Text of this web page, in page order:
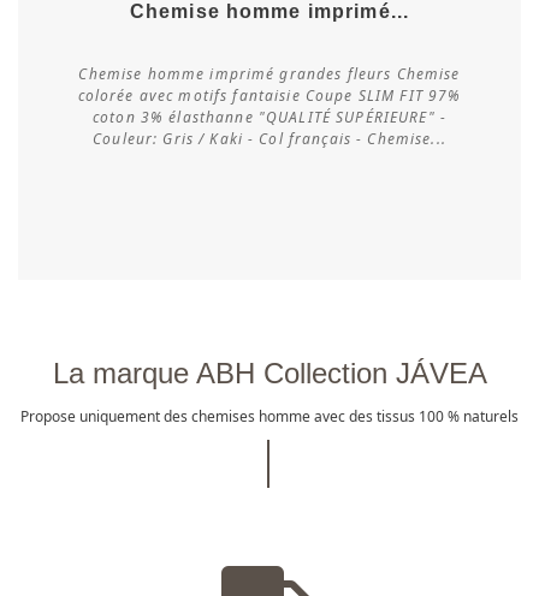
Vérifier la disponibilité
Chemise homme imprimé...
Chemise homme imprimé grandes fleurs Chemise
colorée avec motifs fantaisie Coupe SLIM FIT 97%
coton 3% élasthanne "QUALITÉ SUPÉRIEURE" -
Couleur: Gris / Kaki - Col français - Chemise...
La marque ABH Collection JÁVEA
Propose uniquement des chemises homme avec des tissus 100 % naturels